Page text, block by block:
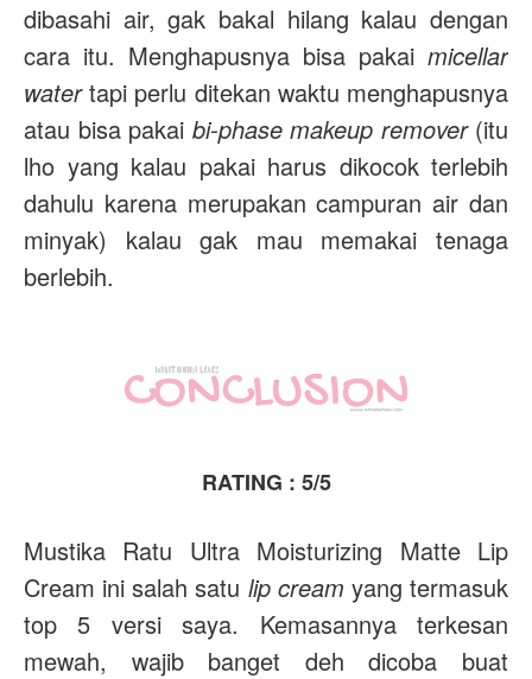
dibasahi air, gak bakal hilang kalau dengan
cara itu. Menghapusnya bisa pakai micellar
watertapi perlu ditekan waktu menghapusnya
atau bisa pakai bi-phase makeup remover(itu
lho yang kalau pakai harus dikocok terlebih
dahulu karena merupakan campuran air dan
minyak) kalau gak mau memakai tenaga
berlebih.
RATING : 5/5
Mustika Ratu Ultra Moisturizing Matte Lip
Cream ini salah satu lip cream yang termasuk
top 5 versi saya. Kemasannya terkesan
mewah, wajib banget deh dicoba buat